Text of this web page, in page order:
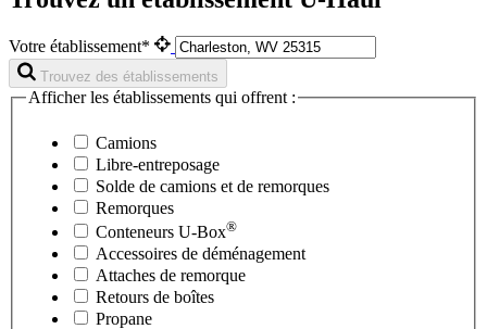
Votre établissement*
Trouvez des établissements
Afficher les établissements qui offrent :
Camions
Libre-entreposage
Solde de camions et de remorques
Remorques
Conteneurs U-Box®
Accessoires de déménagement
Attaches de remorque
Retours de boîtes
Propane